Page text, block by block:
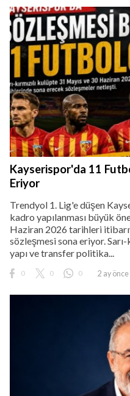
Kayserispor'da 11
Eriyor
Trendyol 1. Lig'e düşen
kadro yapılanması büyük
Haziran 2026 tarihleri
sözleşmesi sona eriyor.
yapı ve transfer politika...
0 0 0 2 ay önce